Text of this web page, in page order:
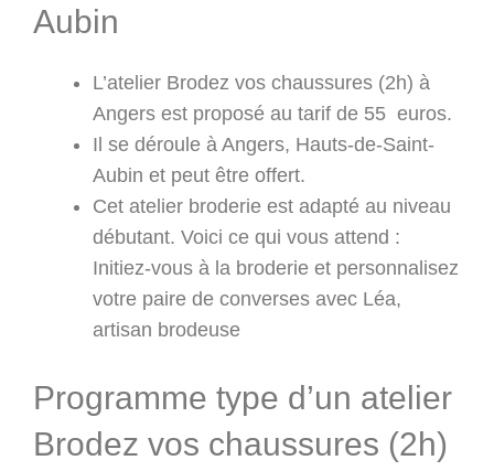
Aubin
L’atelier Brodez vos chaussures (2h) à
Angers est proposé au tarif de 55 euros.
Il se déroule à Angers, Hauts-de-Saint-
Aubin et peut être offert.
Cet atelier broderie est adapté au niveau
débutant. Voici ce qui vous attend :
Initiez-vous à la broderie et personnalisez
votre paire de converses avec Léa,
artisan brodeuse
Programme type d’un atelier
Brodez vos chaussures (2h)